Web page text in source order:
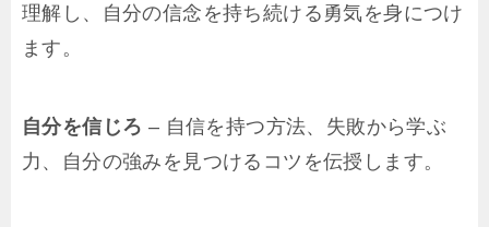
理解し、自分の信念を持ち続ける勇気を身につけ
ます。
自分を信じろ – 自信を持つ方法、失敗から学ぶ
力、自分の強みを見つけるコツを伝授します。